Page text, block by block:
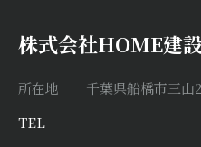
株式会社HOME
所在地 千葉県船橋市三山
TEL